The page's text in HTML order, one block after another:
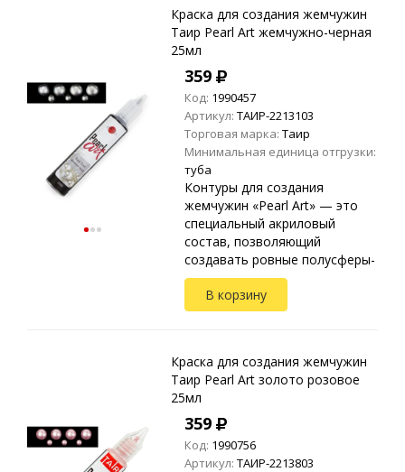
Краска для создания жемчужин
Таир Pearl Art жемчужно-черная
25мл
359
Код: 1990457
Артикул: ТАИР-2213103
Торговая марка: Таир
Минимальная единица отгрузки:
туба
Контуры для создания
жемчужин «Pearl Art» — это
специальный акриловый
состав, позволяющий
создавать ровные полусферы-
жемчужины. Применяются на
любых видах текстиля, стекле,
дереве, бумаге, металле,
В корзину
Краска для создания жемчужин
Таир Pearl Art золото розовое
25мл
359
Код: 1990756
Артикул: ТАИР-2213803